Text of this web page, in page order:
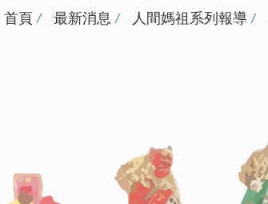
首頁 最新消息 人間媽祖系列報導